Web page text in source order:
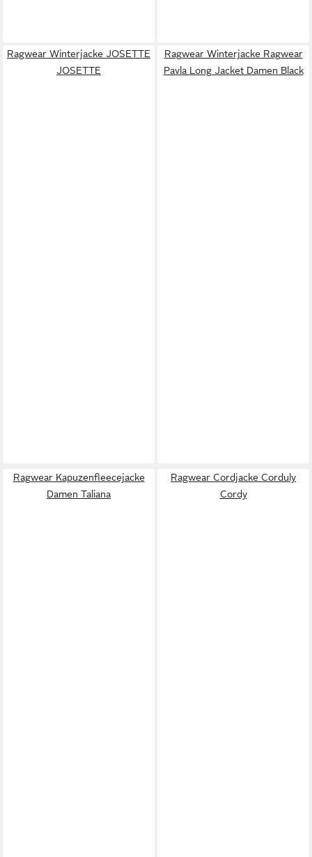
Ragwear Winterjacke JOSETTE
JOSETTE
Ragwear Winterjacke Ragwear
Pavla Long Jacket Damen Black
Ragwear Kapuzenfleecejacke
Damen Taliana
Ragwear Cordjacke Corduly
Cordy